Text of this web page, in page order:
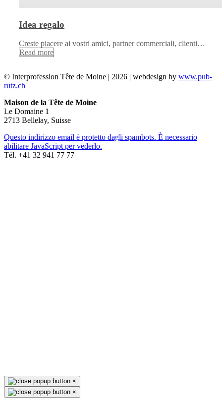
Idea regalo
Creste piacere ai vostri amici, partner commerciali, clienti…
Read more
© Interprofession Tête de Moine | 2026 | webdesign by www.pub-
rutz.ch
Maison de la Tête de Moine
Le Domaine 1
2713 Bellelay, Suisse
Questo indirizzo email è protetto dagli spambots. È necessario
abilitare JavaScript per vederlo.
Tél. +41 32 941 77 77
×
×